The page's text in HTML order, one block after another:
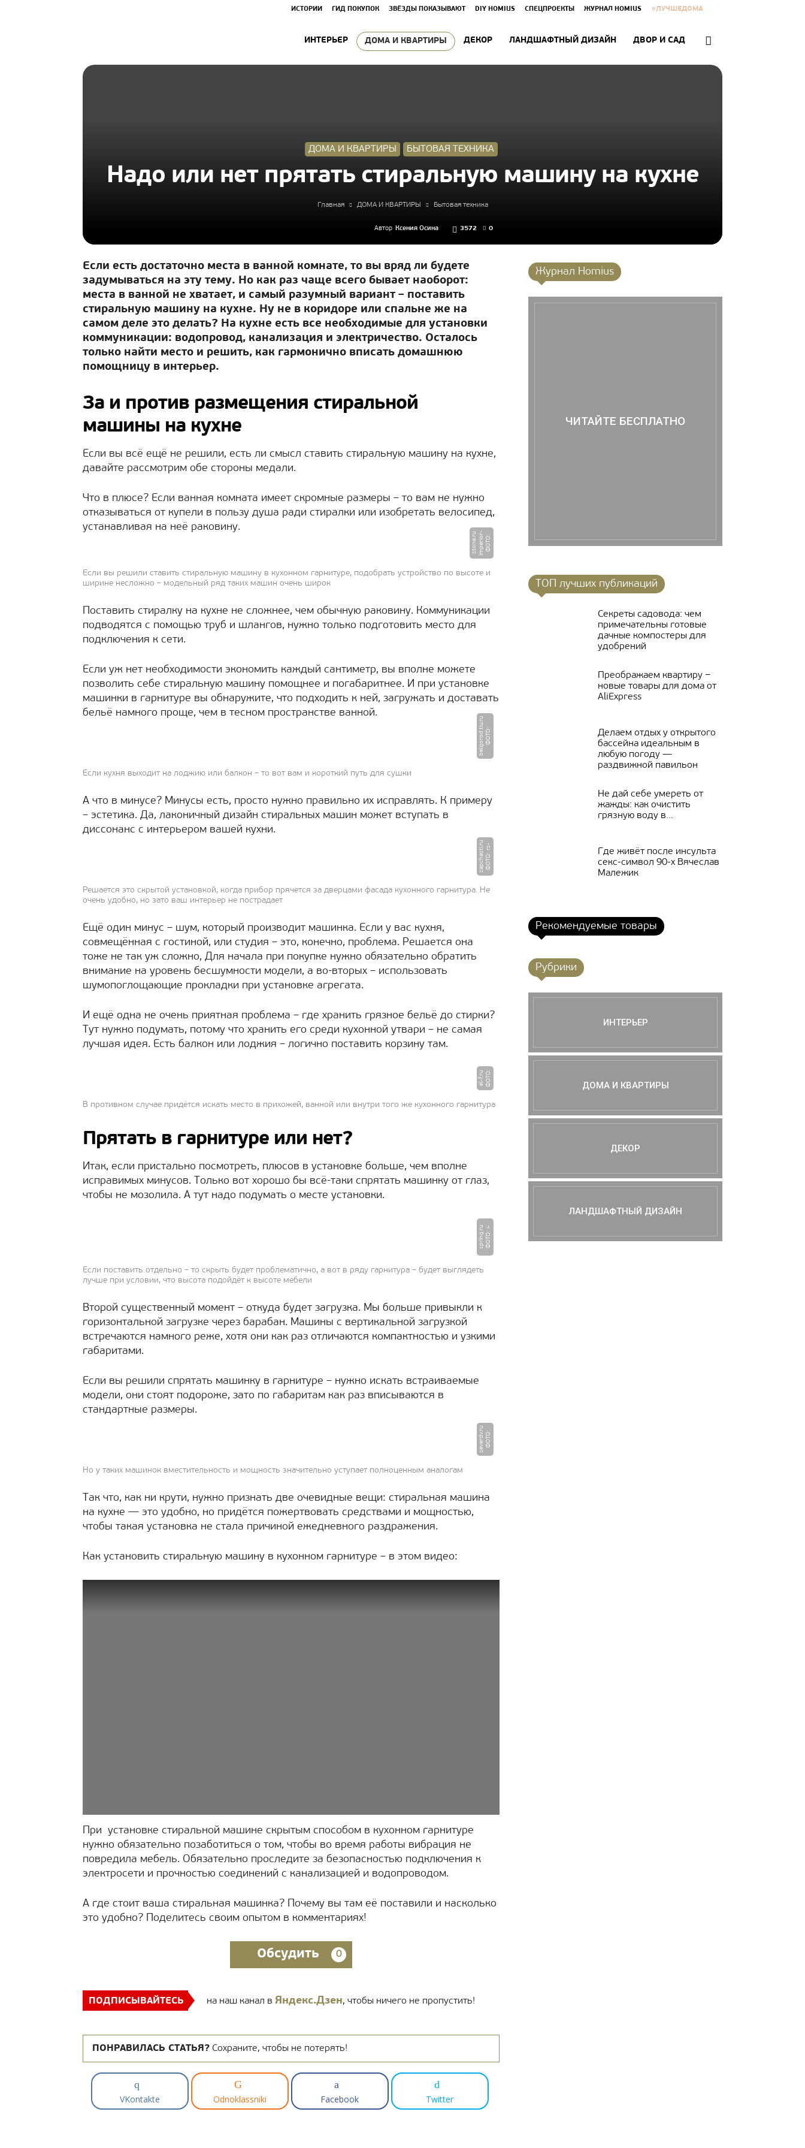
ИСТОРИИ ГИД ПОКУПОК ЗВЁЗДЫ ПОКАЗЫВАЮТ DIY HOMIUS СПЕЦПРОЕКТЫ ЖУРНАЛ HOMIUS #ЛУЧШЕДОМА
ИНТЕРЬЕР ДОМА И КВАРТИРЫ ДЕКОР ЛАНДШАФТНЫЙ ДИЗАЙН ДВОР И САД
ДОМА И КВАРТИРЫ БЫТОВАЯ ТЕХНИКА
Надо или нет прятать стиральную машину на кухне
Главная ДОМА И КВАРТИРЫ Бытовая техника
Автор Ксения Осина 3572 0
Если есть достаточно места в ванной комнате, то вы вряд ли будете
задумываться на эту тему. Но как раз чаще всего бывает наоборот:
места в ванной не хватает, и самый разумный вариант – поставить
стиральную машину на кухне. Ну не в коридоре или спальне же на
самом деле это делать? На кухне есть все необходимые для установки
коммуникации: водопровод, канализация и электричество. Осталось
только найти место и решить, как гармонично вписать домашнюю
помощницу в интерьер.
За и против размещения стиральной
машины на кухне
Если вы всё ещё не решили, есть ли смысл ставить стиральную машину на кухне,
давайте рассмотрим обе стороны медали.
Что в плюсе? Если ванная комната имеет скромные размеры – то вам не нужно
отказываться от купели в пользу душа ради стиралки или изобретать велосипед,
устанавливая на неё раковину.
Ф
О
Т
О
:
i
m
p
e
ri
o
r
-s
t
o
n
e.
r
u
Если вы решили ставить стиральную машину в кухонном гарнитуре, подобрать устройство по высоте и
ширине несложно – модельный ряд таких машин очень широк
Поставить стиралку на кухне не сложнее, чем обычную раковину. Коммуникации
подводятся с помощью труб и шлангов, нужно только подготовить место для
подключения к сети.
Если уж нет необходимости экономить каждый сантиметр, вы вполне можете
позволить себе стиральную машину помощнее и погабаритнее. И при установке
машинки в гарнитуре вы обнаружите, что подходить к ней, загружать и доставать
бельё намного проще, чем в тесном пространстве ванной.
Ф
О
Т
О
:
b
e
l
g
o
r
o
d.
ti
u.
r
u
Если кухня выходит на лоджию или балкон – то вот вам и короткий путь для сушки
А что в минусе? Минусы есть, просто нужно правильно их исправлять. К примеру
– эстетика. Да, лаконичный дизайн стиральных машин может вступать в
диссонанс с интерьером вашей кухни.
Ф
О
Т
О
:
r
s
-
z
a
p
c
h
a
s
ti.
r
u
Решается это скрытой установкой, когда прибор прячется за дверцами фасада кухонного гарнитура. Не
очень удобно, но зато ваш интерьер не пострадает
Ещё один минус – шум, который производит машинка. Если у вас кухня,
совмещённая с гостиной, или студия – это, конечно, проблема. Решается она
тоже не так уж сложно, Для начала при покупке нужно обязательно обратить
внимание на уровень бесшумности модели, а во-вторых – использовать
шумопоглощающие прокладки при установке агрегата.
И ещё одна не очень приятная проблема – где хранить грязное бельё до стирки?
Тут нужно подумать, потому что хранить его среди кухонной утвари – не самая
лучшая идея. Есть балкон или лоджия – логично поставить корзину там.
Ф
О
Т
О:
e
l
-
f.
r
u
В противном случае придётся искать место в прихожей, ванной или внутри того же кухонного гарнитура
Прятать в гарнитуре или нет?
Итак, если пристально посмотреть, плюсов в установке больше, чем вполне
исправимых минусов. Только вот хорошо бы всё-таки спрятать машинку от глаз,
чтобы не мозолила. А тут надо подумать о месте установки.
Ф
О
Т
О
:
i
-
s
p
ri
n
g.
r
u
Если поставить отдельно – то скрыть будет проблематично, а вот в ряду гарнитура – будет выглядеть
лучше при условии, что высота подойдёт к высоте мебели
Второй существенный момент – откуда будет загрузка. Мы больше привыкли к
горизонтальной загрузке через барабан. Машины с вертикальной загрузкой
встречаются намного реже, хотя они как раз отличаются компактностью и узкими
габаритами.
Если вы решили спрятать машинку в гарнитуре – нужно искать встраиваемые
модели, они стоят подороже, зато по габаритам как раз вписываются в
стандартные размеры.
Ф
О
Т
О
:
s
e
v
e
r
d
v.
r
u
Но у таких машинок вместительность и мощность значительно уступает полноценным аналогам
Так что, как ни крути, нужно признать две очевидные вещи: стиральная машина
на кухне — это удобно, но придётся пожертвовать средствами и мощностью,
чтобы такая установка не стала причиной ежедневного раздражения.
Как установить стиральную машину в кухонном гарнитуре – в этом видео:
При установке стиральной машине скрытым способом в кухонном гарнитуре
нужно обязательно позаботиться о том, чтобы во время работы вибрация не
повредила мебель. Обязательно проследите за безопасностью подключения к
электросети и прочностью соединений с канализацией и водопроводом.
А где стоит ваша стиральная машинка? Почему вы там её поставили и насколько
это удобно? Поделитесь своим опытом в комментариях!
Обсудить 0
ПОДПИСЫВАЙТЕСЬ на наш канал в Яндекс.Дзен, чтобы ничего не пропустить!
ПОНРАВИЛАСЬ СТАТЬЯ? Сохраните, чтобы не потерять!
VKontakte Odnoklassniki Facebook Twitter
Журнал Homius
ЧИТАЙТЕ БЕСПЛАТНО
ТОП лучших публикаций
Секреты садовода: чем
примечательны готовые
дачные компостеры для
удобрений
Преображаем квартиру −
новые товары для дома от
AliExpress
Делаем отдых у открытого
бассейна идеальным в
любую погоду —
раздвижной павильон
Не дай себе умереть от
жажды: как очистить
грязную воду в...
Где живёт после инсульта
секс-символ 90-х Вячеслав
Малежик
Рекомендуемые товары
Рубрики
ИНТЕРЬЕР
ДОМА И КВАРТИРЫ
ДЕКОР
ЛАНДШАФТНЫЙ ДИЗАЙН